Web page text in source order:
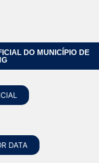
DO MUNICÍPIO DE
DATA